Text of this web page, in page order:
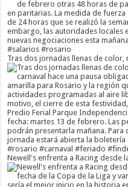
Tras dos jornadas llenas de color,
Newell's enfrenta a Racing desde